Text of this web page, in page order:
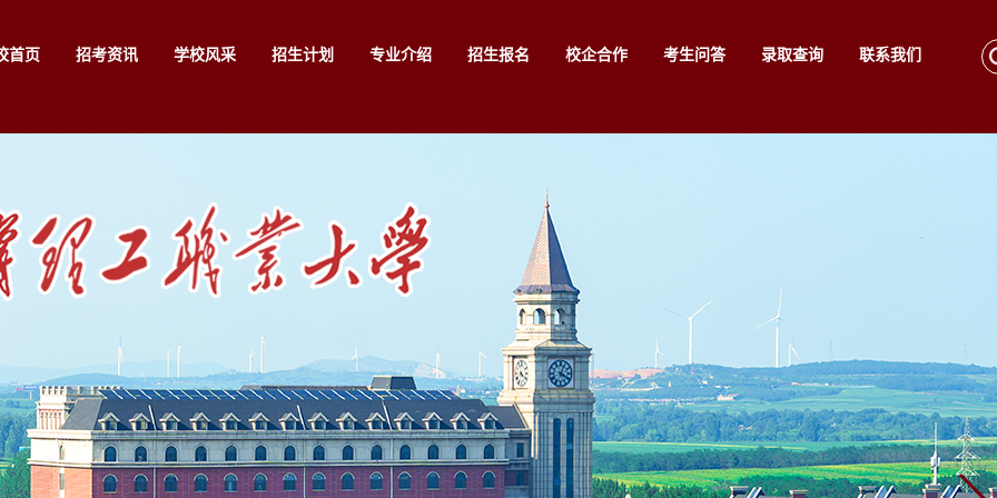
首页 招考资讯 学校风采 招生计划 专业介绍 招生报名 校企合作 考生问答 录取查询 联系我们